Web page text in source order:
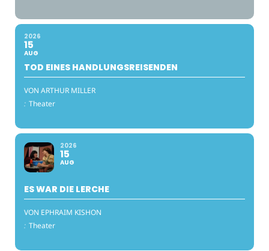
2026
15
AUG
TOD EINES HANDLUNGSREISENDEN
VON ARTHUR MILLER
: Theater
2026
15
AUG
ES WAR DIE LERCHE
VON EPHRAIM KISHON
: Theater